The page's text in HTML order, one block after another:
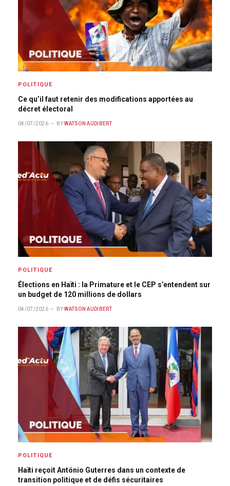
POLITIQUE
Ce qu’il faut retenir des modifications apportées au
décret électoral
04/07/2026 BY WATSON AUDIBERT
POLITIQUE
Élections en Haïti : la Primature et le CEP s’entendent sur
un budget de 120 millions de dollars
04/07/2026 BY WATSON AUDIBERT
POLITIQUE
Haïti reçoit António Guterres dans un contexte de
transition politique et de défis sécuritaires